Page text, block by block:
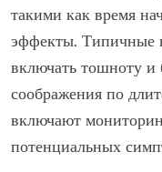
такими как время
эффекты. Типичные
включать тошноту и
соображения по
включают
потенциальных